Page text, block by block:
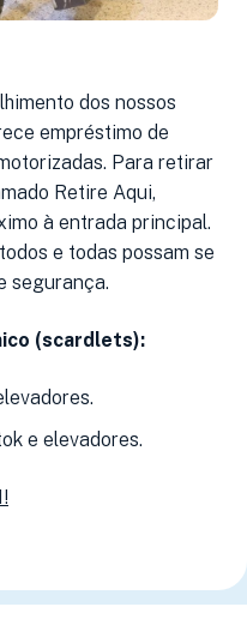
dos nossos
empréstimo de
Para retirar
Retire Aqui,
à entrada principal.
e todas possam se
segurança.
(scardlets):
e elevadores.